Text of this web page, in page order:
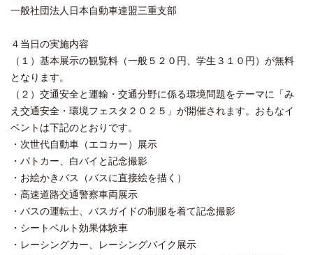
一般社団法人日本自動車連盟三重支部
４当日の実施内容
（１）基本展示の観覧料（一般５２０円、学生３１０円）が無料
となります。
（２）交通安全と運輸・交通分野に係る環境問題をテーマに「み
え交通安全・環境フェスタ２０２５」が開催されます。おもなイ
ベントは下記のとおりです。
・次世代自動車（エコカー）展示
・パトカー、白バイと記念撮影
・お絵かきバス（バスに直接絵を描く）
・高速道路交通警察車両展示
・バスの運転士、バスガイドの制服を着て記念撮影
・シートベルト効果体験車
・レーシングカー、レーシングバイク展示